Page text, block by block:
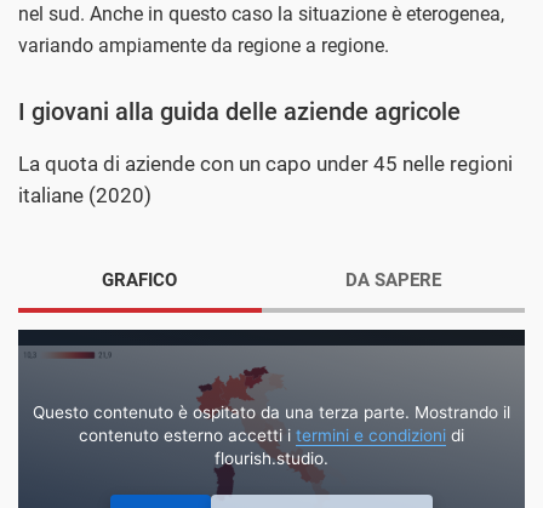
nel sud. Anche in questo caso la situazione è eterogenea,
variando ampiamente da regione a regione.
I giovani alla guida delle aziende agricole
La quota di aziende con un capo under 45 nelle regioni
italiane (2020)
GRAFICO
Questo contenuto è ospitato da una terza parte. Mostrando il
contenuto esterno accetti i termini e condizioni di
flourish.studio.
DA SAPERE